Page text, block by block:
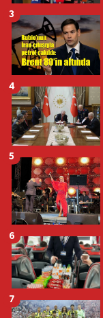
3
4
5
6
7